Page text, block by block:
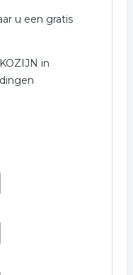
Schiedam om een
uit Schiedam?
verwant is aan
u een gratis
in